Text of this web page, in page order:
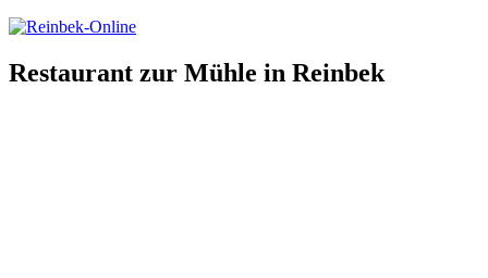
Restaurant zur Mühle in Reinbek